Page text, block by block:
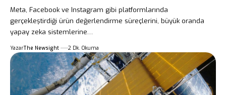
Meta, Facebook ve Instagram gibi platformlarında
gerçekleştirdiği ürün değerlendirme süreçlerini, büyük oranda
yapay zeka sistemlerine…
YazarThe Newsight 2 Dk. Okuma